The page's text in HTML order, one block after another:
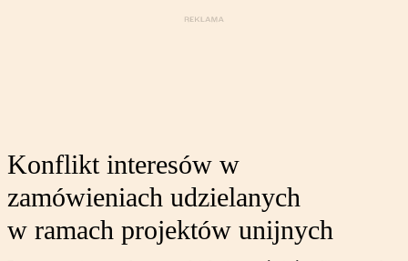
Konflikt interesów w
zamówieniach udzielanych
w ramach projektów unijnych